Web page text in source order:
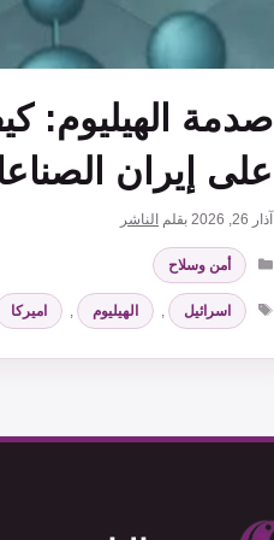
صدمة الهيليوم:
على إيران
آذار 26, 2026 بقلم الناشر
التصنيفات
أمن وسلاح
الوسوم
اسرائيل , الهيليوم , اميركا